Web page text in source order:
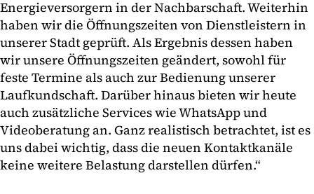
Energieversorgern in der Nachbarschaft. Weiterhin
haben wir die Öffnungszeiten von Dienstleistern in
unserer Stadt geprüft. Als Ergebnis dessen haben
wir unsere Öffnungszeiten geändert, sowohl für
feste Termine als auch zur Bedienung unserer
Laufkundschaft. Darüber hinaus bieten wir heute
auch zusätzliche Services wie WhatsApp und
Videoberatung an. Ganz realistisch betrachtet, ist es
uns dabei wichtig, dass die neuen Kontaktkanäle
keine weitere Belastung darstellen dürfen.“